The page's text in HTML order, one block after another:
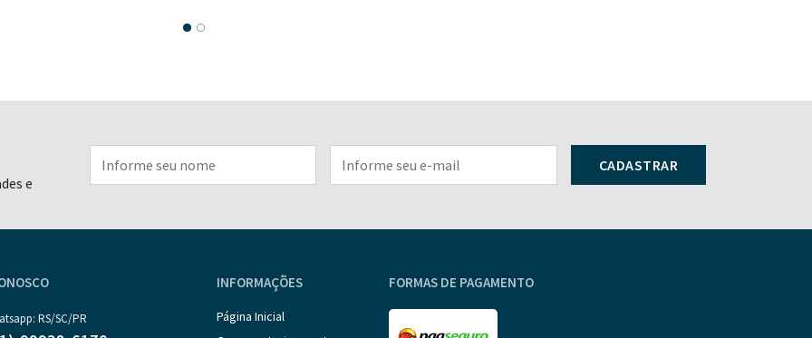
e
CADASTRAR
RS/SC/PR
INFORMAÇÕES
Página Inicial
FORMAS DE PAGAMENTO